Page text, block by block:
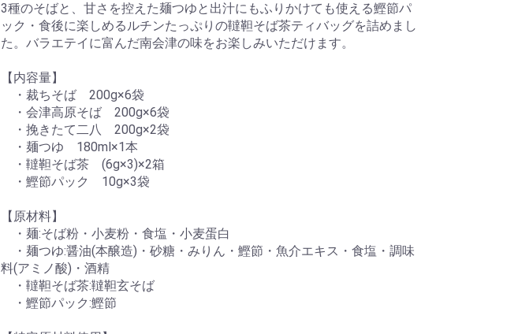
3種のそばと、甘さを控えた麺つゆと出汁にもふりかけても使える鰹節パ
ック・食後に楽しめるルチンたっぷりの韃靼そば茶ティバッグを詰めまし
た。バラエテイに富んだ南会津の味をお楽しみいただけます。
【内容量】
・裁ちそば 200g×6袋
・会津高原そば 200g×6袋
・挽きたて二八 200g×2袋
・麺つゆ 180ml×1本
・韃靼そば茶 (6g×3)×2箱
・鰹節パック 10g×3袋
【原材料】
・麺:そば粉・小麦粉・食塩・小麦蛋白
・麺つゆ:醤油(本醸造)・砂糖・みりん・鰹節・魚介エキス・食塩・調味
料(アミノ酸)・酒精
・韃靼そば茶:韃靼玄そば
・鰹節パック:鰹節